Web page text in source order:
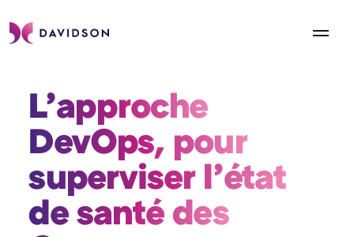
L’approche
DevOps, pour
superviser l’état
de santé des